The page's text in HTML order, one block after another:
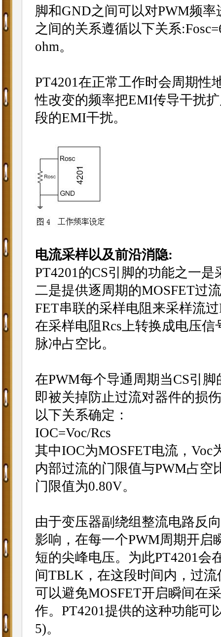
脚和GND之间可以对PWM频
之间的关系遵循以下关系
ohm。
PT4201在正常工作时会周期性
性改变的频率把EMI传导干扰
段的EMI干扰。
电流采样以及前沿消隐:
PT4201的CS引脚的功能之一
二是提供逐周期的MOSFET过
FET串联的采样电阻来采样流
在采样电阻Rcs上转换成电压
脉冲占空比。
在PWM每个导通周期当CS引
即被关掉防止过流对器件的损
以下关系确定：
IOC=Voc/Rcs
其中IOC为MOSFET电流，Voc
内部过流的门限值与PWM占空
门限值为0.80V。
由于变压器副绕组整流电路反
影响，在每一个PWM周期开启
短的尖峰电压。为此PT4201会
间TBLK，在这段时间内，过
可以避免MOSFET开启瞬间在
作。PT4201提供的这种功能可
5)。